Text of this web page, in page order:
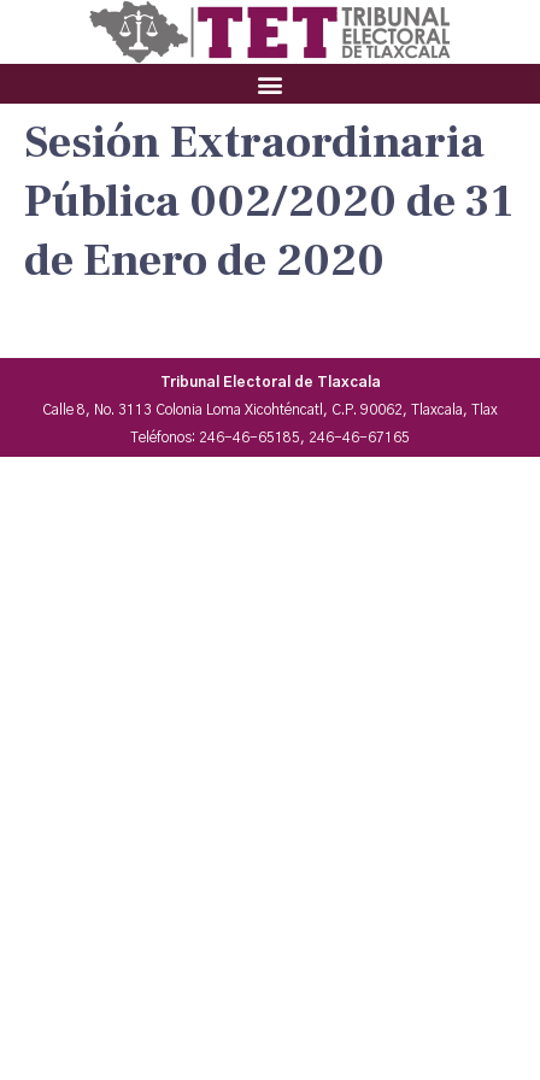
Sesión Extraordinaria
Pública 002/2020 de 31
de Enero de 2020
Tribunal Electoral de Tlaxcala
Calle 8, No. 3113 Colonia Loma Xicohténcatl, C.P. 90062, Tlaxcala, Tlax
Teléfonos: 246-46-65185, 246-46-67165